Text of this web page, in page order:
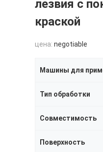
лезвия с
краской
цена: negotiable
Машины для
Тип обработки
Совместимость
Поверхность